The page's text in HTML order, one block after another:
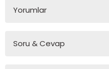
Yorumlar
Soru & Cevap